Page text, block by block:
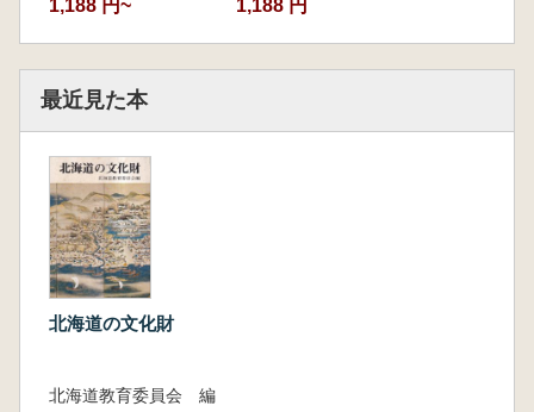
1,188 円~ 1,188 円
最近見た本
北海道の文化財
北海道教育委員会 編